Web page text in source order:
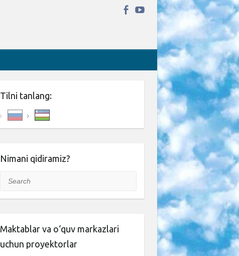
Tilni tanlang:
Nimani qidiramiz?
Search
Maktablar va o‘quv markazlari
uchun proyektorlar